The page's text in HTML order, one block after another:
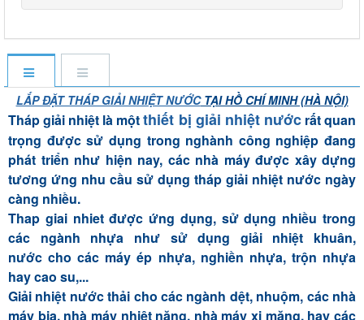
LẮP ĐẶT THÁP GIẢI NHIỆT NƯỚCTẠI HỒ CHÍ MINH (HÀ NỘI)
Tháp giải nhiệt là mộtthiết bị giải nhiệt nướcrất quan
trọng được sử dụng trong nghành công nghiệp đang
phát triển như hiện nay, các nhà máy được xây dựng
tương ứng nhu cầu sử dụng tháp giải nhiệt nước ngày
càng nhiều.
Thap giai nhiet được ứng dụng, sử dụng nhiều trong
các ngành nhựa như sử dụng giải nhiệt khuân,
nước cho các máy ép nhựa, nghiền nhựa, trộn nhựa
hay cao su,...
Giải nhiệt nước thải cho các ngành dệt, nhuộm, các nhà
máy bia, nhà máy nhiệt năng, nhà máy xi măng, hay các